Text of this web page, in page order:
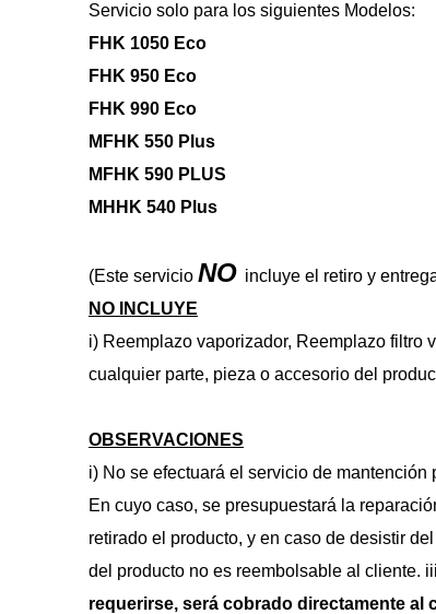
Servicio solo para los siguientes Modelos:
FHK 1050 Eco
FHK 950 Eco
FHK 990 Eco
MFHK 550 Plus
MFHK 590 PLUS
MHHK 540 Plus
(Este servicio NO incluye el retiro y
NO INCLUYE
i) Reemplazo vaporizador, Reemplazo filtro
cualquier parte, pieza o accesorio del
OBSERVACIONES
i) No se efectuará el servicio de
En cuyo caso, se presupuestará la
retirado el producto, y en caso de desistir
del producto no es reembolsable al cliente.
requerirse, será cobrado directamente al